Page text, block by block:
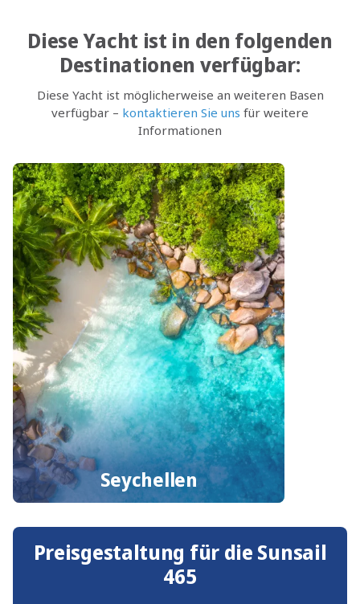
Diese Yacht ist in den folgenden
Destinationen verfügbar:
Diese Yacht ist möglicherweise an weiteren Basen
verfügbar – kontaktieren Sie uns für weitere
Informationen
Seychellen
Preisgestaltung für die Sunsail
465